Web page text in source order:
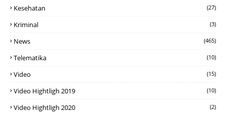
Kesehatan (27)
Kriminal (3)
News (465)
Telematika (10)
Video (15)
Video Hightligh 2019 (10)
Video Hightligh 2020 (2)